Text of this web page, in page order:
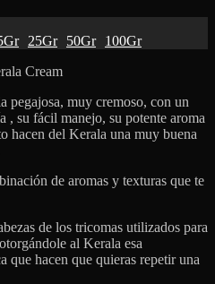
25Gr 50Gr
100Gr
Cream
pegajosa, muy cremoso, con un
, su fácil manejo, su potente aroma
hacen del Kerala una muy buena
de aromas y texturas que te
de los tricomas utilizados para
al Kerala esa
que hacen que quieras repetir una